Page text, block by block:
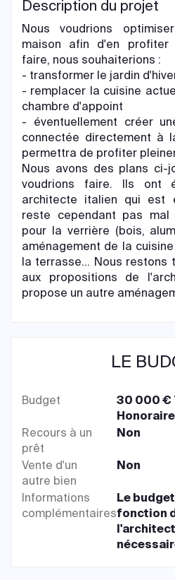
Description du projet
Nous voudrions
maison afin d'en profiter
faire, nous souhaiterions :
- transformer le jardin
- remplacer la cuisine
chambre d'appoint
- éventuellement créer
connectée directement à
permettra de profiter
Nous avons des plans ci-
voudrions faire. Ils ont
architecte italien qui est
reste cependant pas mal
pour la verrière (bois,
aménagement de la
la terrasse... Nous restons
aux propositions de
propose un autre
LE
Budget
30 000 €
Recours à un
prêt
Non
Vente d'un
autre bien
Non
Informations
complémentaires
Le
fonction